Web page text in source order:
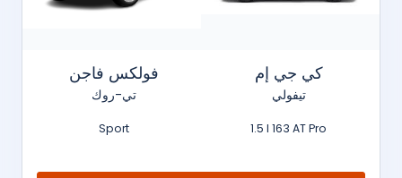
فولكس فاجن
تي-روك
Sport
كي جي إم
تيفولي
1.5 l 163 AT Pro